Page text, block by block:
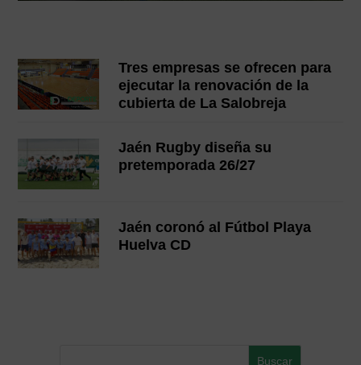
Tres empresas se ofrecen para
ejecutar la renovación de la
cubierta de La Salobreja
Jaén Rugby diseña su
pretemporada 26/27
Jaén coronó al Fútbol Playa
Huelva CD